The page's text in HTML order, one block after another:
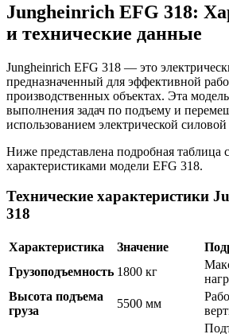
Jungheinrich EFG 318:
и технические данные
Jungheinrich EFG 318 — это
предназначенный для эффективной
производственных объектах. Эта
выполнения задач по подъему и
использованием электрической
Ниже представлена подробная таблица
характеристиками модели EFG 318.
Технические характеристики
318
Характеристика Значение
Грузоподъемность 1800 кг
Высота подъема
груза
5500 мм